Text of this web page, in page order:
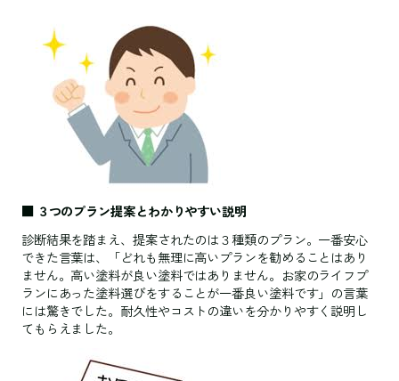
■ ３つのプラン提案とわかりやすい説明
診断結果を踏まえ、提案されたのは３種類のプラン。一番安心
できた言葉は、「どれも無理に高いプランを勧めることはあり
ません。高い塗料が良い塗料ではありません。お家のライフプ
ランにあった塗料選びをすることが一番良い塗料です」の言葉
には驚きでした。耐久性やコストの違いを分かりやすく説明し
てもらえました。